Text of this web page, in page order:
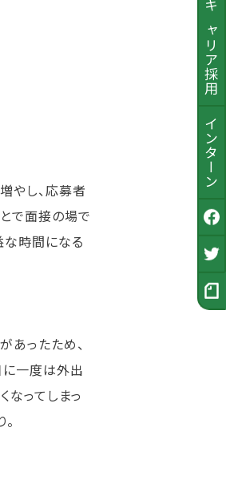
キャリア採用
インターン
公式Facebook
採用Twitter
採用ノート
やし、応募者
で面接の場で
な時間になる
あったため、
に一度は外出
なってしまっ